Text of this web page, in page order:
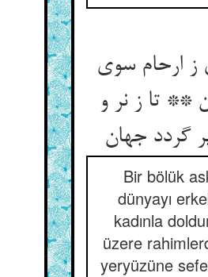
ز ارحام سوی
** تا ز نر و
Bir bölük
dünyayı
kadınla
üzere
yeryüzüne